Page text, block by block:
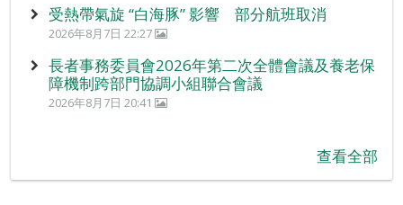
受熱帶氣旋 “白海豚” 影響 部分航班取消
2026年8月7日 22:27
長者事務委員會2026年第二次全體會議及養老保
障機制跨部門協調小組聯合會議
2026年8月7日 20:41
查看全部